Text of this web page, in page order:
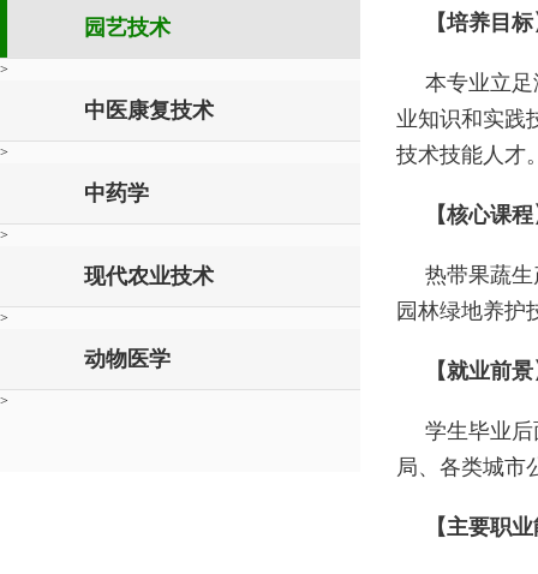
园艺技术
>
中医康复技术
>
中药学
>
现代农业技术
>
动物医学
>
【培养目
本专业立
业知识和实践
技术技能人才
【核心课
热带果蔬
园林绿地养护
【就业前
学生毕业
局、各类城市
【主要职